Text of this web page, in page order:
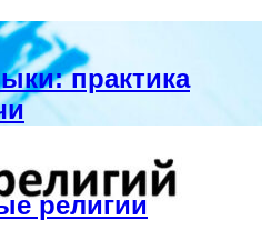
практика
религии